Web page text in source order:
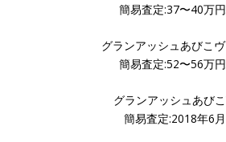
簡易査定:37〜40万
グランアッシュあびこ
簡易査定:52〜56万
グランアッシュあび
簡易査定:2018年6